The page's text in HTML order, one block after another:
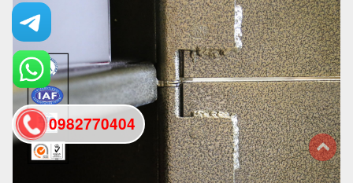
0982770404
back